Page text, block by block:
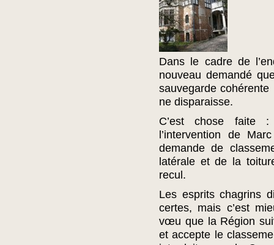
Dans le cadre de
nouveau demandé
sauvegarde cohérente
ne disparaisse.
C’est chose faite :
l’intervention de
demande de
latérale et de la
recul.
Les esprits chagrins
certes, mais c’est
vœu que la Région
et accepte le